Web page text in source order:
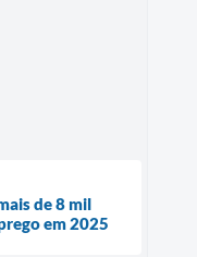
de 8 mil
em 2025